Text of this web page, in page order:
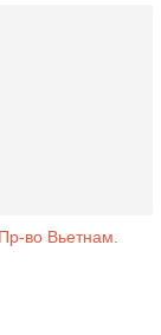
во Вьетнам.